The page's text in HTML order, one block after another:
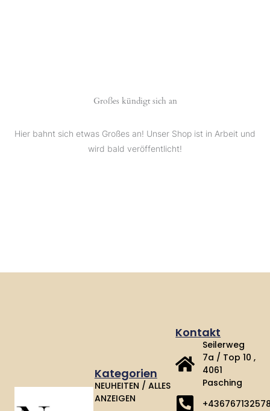
Großes kündigt sich an
Hier bahnt sich etwas Großes an! Unser Shop ist in Arbeit und
wird bald veröffentlicht!
Kontakt
Seilerweg
7a / Top 10 ,
4061
Pasching
Kategorien
NEUHEITEN / ALLES
ANZEIGEN